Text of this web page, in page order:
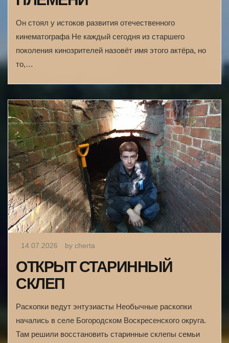
Он стоял у истоков развития отечественного
кинематографа Не каждый сегодня из старшего
поколения кинозрителей назовёт имя этого актёра, но
то,…
14.07.2026 by cherta
ОТКРЫТ СТАРИННЫЙ
СКЛЕП
Раскопки ведут энтузиасты Необычные раскопки
начались в селе Богородском Воскресенского округа.
Там решили восстановить старинные склепы семьи